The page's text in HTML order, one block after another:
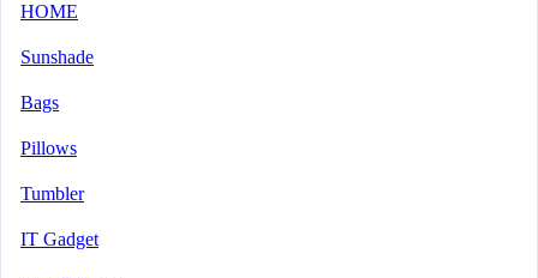
HOME
Sunshade
Bags
Pillows
Tumbler
IT Gadget